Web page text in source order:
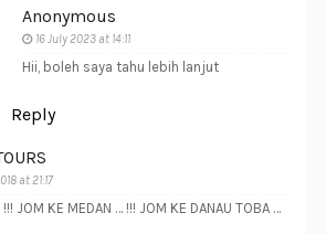
Anonymous
16 July 2023 at 14:11
Hii, boleh saya tahu lebih lanjut
Reply
at 21:17
!!! JOM KE MEDAN … !!! JOM KE DANAU TOBA …